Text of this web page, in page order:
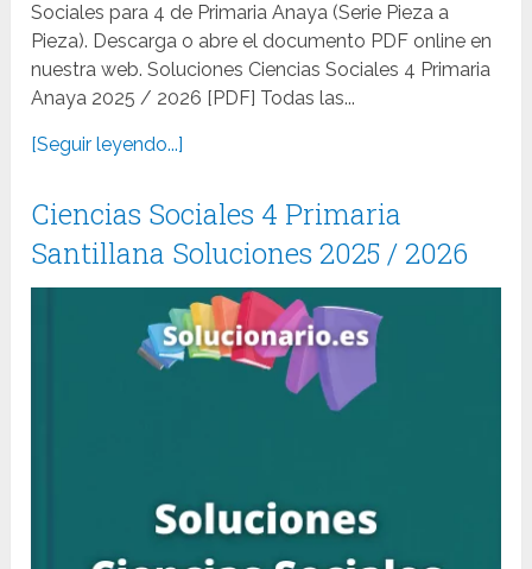
Sociales para 4 de Primaria Anaya (Serie Pieza a
Pieza). Descarga o abre el documento PDF online en
nuestra web. Soluciones Ciencias Sociales 4 Primaria
Anaya 2025 / 2026 [PDF] Todas las...
[Seguir leyendo...]
Ciencias Sociales 4 Primaria
Santillana Soluciones 2025 / 2026